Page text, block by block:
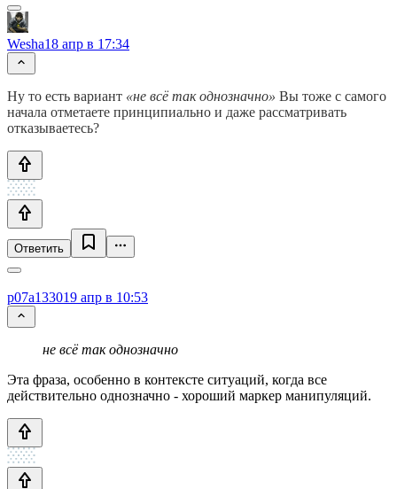
Wesha18 апр в 17:34
Ну то есть вариант «не всё так однозначно» Вы тоже с самого
начала отметаете принципиально и даже рассматривать
отказываетесь?
Ответить
p07a133019 апр в 10:53
не всё так однозначно
Эта фраза, особенно в контексте ситуаций, когда все
действительно однозначно - хороший маркер манипуляций.